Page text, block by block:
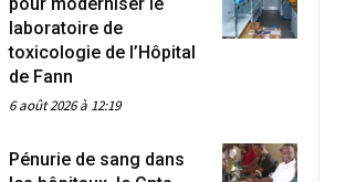
pour moderniser le
laboratoire de
toxicologie de l’Hôpital
de Fann
6 août 2026 à 12:19
Pénurie de sang dans